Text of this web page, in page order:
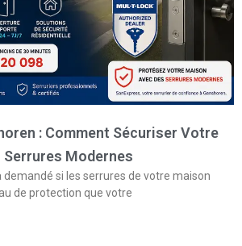
: Comment Sécuriser Votre
Modernes
si les serrures de votre maison
de protection que votre